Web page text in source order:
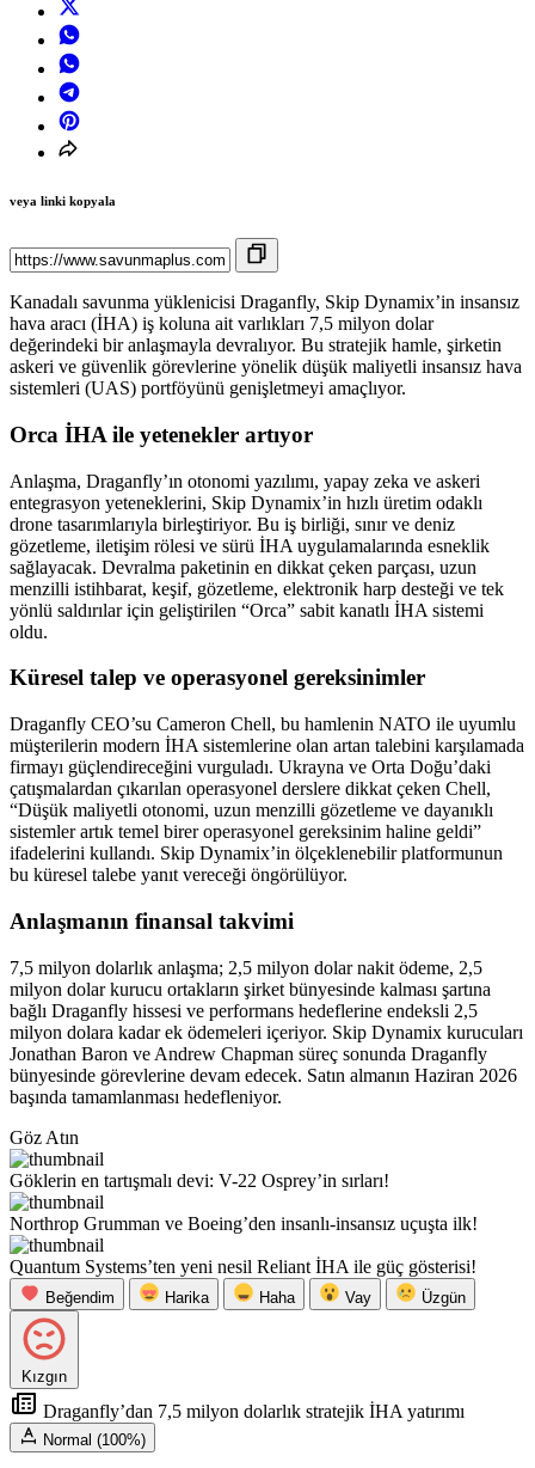
veya linki kopyala
Kanadalı savunma yüklenicisi Draganfly, Skip Dynamix’in insansız
hava aracı (İHA) iş koluna ait varlıkları 7,5 milyon dolar
değerindeki bir anlaşmayla devralıyor. Bu stratejik hamle, şirketin
askeri ve güvenlik görevlerine yönelik düşük maliyetli insansız hava
sistemleri (UAS) portföyünü genişletmeyi amaçlıyor.
Orca İHA ile yetenekler artıyor
Anlaşma, Draganfly’ın otonomi yazılımı, yapay zeka ve askeri
entegrasyon yeteneklerini, Skip Dynamix’in hızlı üretim odaklı
drone tasarımlarıyla birleştiriyor. Bu iş birliği, sınır ve deniz
gözetleme, iletişim rölesi ve sürü İHA uygulamalarında esneklik
sağlayacak. Devralma paketinin en dikkat çeken parçası, uzun
menzilli istihbarat, keşif, gözetleme, elektronik harp desteği ve tek
yönlü saldırılar için geliştirilen “Orca” sabit kanatlı İHA sistemi
oldu.
Küresel talep ve operasyonel gereksinimler
Draganfly CEO’su Cameron Chell, bu hamlenin NATO ile uyumlu
müşterilerin modern İHA sistemlerine olan artan talebini karşılamada
firmayı güçlendireceğini vurguladı. Ukrayna ve Orta Doğu’daki
çatışmalardan çıkarılan operasyonel derslere dikkat çeken Chell,
“Düşük maliyetli otonomi, uzun menzilli gözetleme ve dayanıklı
sistemler artık temel birer operasyonel gereksinim haline geldi”
ifadelerini kullandı. Skip Dynamix’in ölçeklenebilir platformunun
bu küresel talebe yanıt vereceği öngörülüyor.
Anlaşmanın finansal takvimi
7,5 milyon dolarlık anlaşma; 2,5 milyon dolar nakit ödeme, 2,5
milyon dolar kurucu ortakların şirket bünyesinde kalması şartına
bağlı Draganfly hissesi ve performans hedeflerine endeksli 2,5
milyon dolara kadar ek ödemeleri içeriyor. Skip Dynamix kurucuları
Jonathan Baron ve Andrew Chapman süreç sonunda Draganfly
bünyesinde görevlerine devam edecek. Satın almanın Haziran 2026
başında tamamlanması hedefleniyor.
Göz Atın
Göklerin en tartışmalı devi: V-22 Osprey’in sırları!
Northrop Grumman ve Boeing’den insanlı-insansız uçuşta ilk!
Quantum Systems’ten yeni nesil Reliant İHA ile güç gösterisi!
Beğendim Harika Haha Vay Üzgün
Kızgın
Draganfly’dan 7,5 milyon dolarlık stratejik İHA yatırımı
Normal (100%)